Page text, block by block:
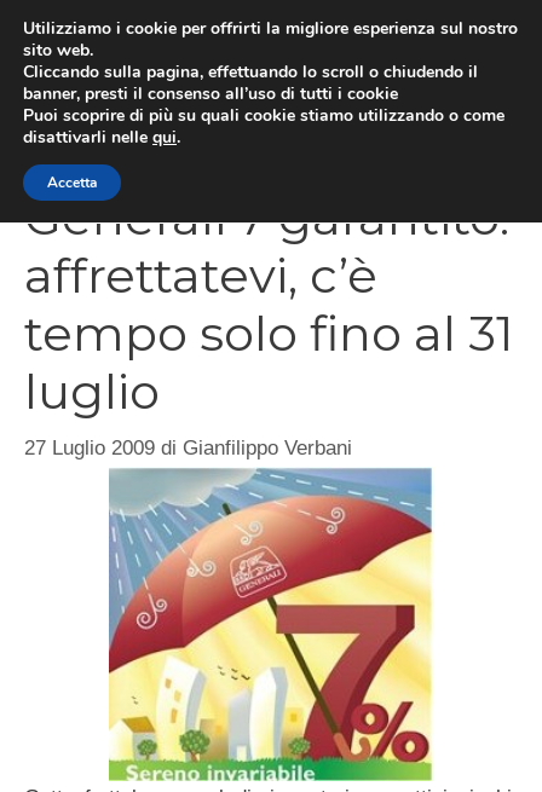
contenuto
Generali 7 garantito:
affrettatevi, c’è
tempo solo fino al 31
luglio
27 Luglio 2009 di Gianfilippo Verbani
Utilizziamo i cookie per offrirti la migliore esperienza sul nostro
sito web.
Cliccando sulla pagina, effettuando lo scroll o chiudendo il
banner, presti il consenso all’uso di tutti i cookie
Puoi scoprire di più su quali cookie stiamo utilizzando o come
disattivarli nelle qui.
Accetta